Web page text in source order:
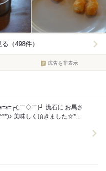
（498件）
広告を非表示
んは食べ難いかと思ったら ♪(*^^)o∀*∀o(^^*)♪ 美味しく頂きました☆*...